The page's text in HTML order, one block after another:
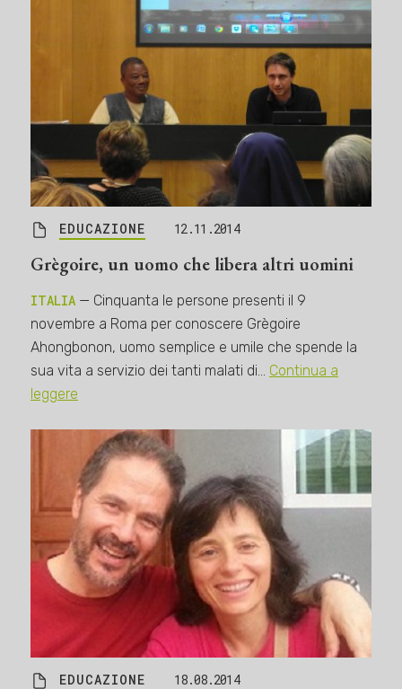
EDUCAZIONE 12.11.2014
Grègoire, un uomo che libera altri uomini
ITALIA — Cinquanta le persone presenti il 9
novembre a Roma per conoscere Grègoire
Ahongbonon, uomo semplice e umile che spende la
sua vita a servizio dei tanti malati di… Continua a
leggere
EDUCAZIONE 18.08.2014